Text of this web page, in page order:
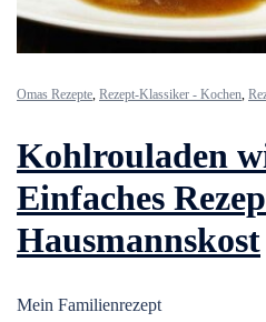
Omas Rezepte, Rezept-Klassiker - Kochen,
Kohlrouladen
Einfaches
Hausmannskost
Mein Familienrezept